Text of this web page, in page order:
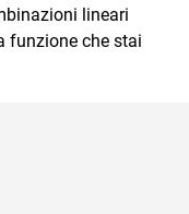
sostegno e sono
lineari
funzione che stai